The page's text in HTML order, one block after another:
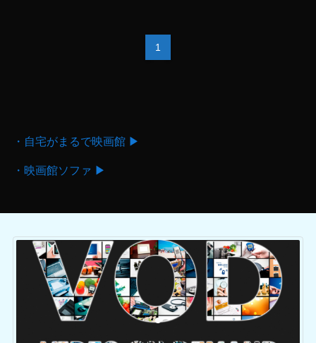
1
・自宅がまるで映画館 ▶
・映画館ソファ ▶